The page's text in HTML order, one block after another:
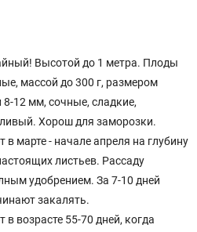
Высотой до 1 метра. Плоды
массой до 300 г, размером
8-12 мм, сочные, сладкие,
Хорош для заморозки.
марте - начале апреля на глубину
листьев. Рассаду
удобрением. За 7-10 дней
закалять.
возрасте 55-70 дней, когда